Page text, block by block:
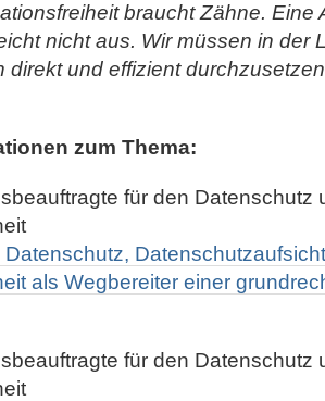
braucht Zähne. Eine
nicht aus. Wir müssen in der
direkt und effizient
zum Thema:
für den Datenschutz
als Wegbereiter einer
für den Datenschutz